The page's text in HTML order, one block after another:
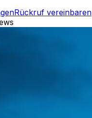
Rückruf vereinbaren